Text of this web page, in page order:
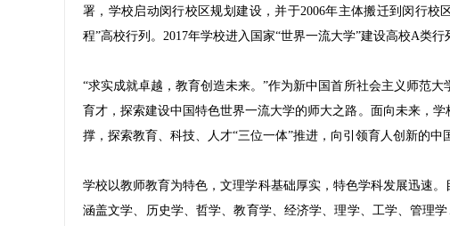
署，学校启动闵行校区规划建设，并于2006年主体搬迁到闵行校
程”高校行列。2017年学校进入国家“世界一流大学”建设高校A类
“求实成就卓越，教育创造未来。”作为新中国首所社会主义师范
育才，探索建设中国特色世界一流大学的师大之路。面向未来，
撑，探索教育、科技、人才“三位一体”推进，向引领育人创新的
学校以教师教育为特色，文理学科基础厚实，特色学科发展迅速
涵盖文学、历史学、哲学、教育学、经济学、理学、工学、管理